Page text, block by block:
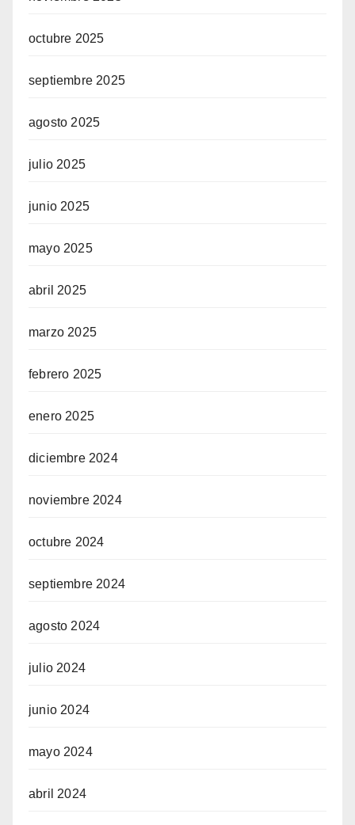
octubre 2025
septiembre 2025
agosto 2025
julio 2025
junio 2025
mayo 2025
abril 2025
marzo 2025
febrero 2025
enero 2025
diciembre 2024
noviembre 2024
octubre 2024
septiembre 2024
agosto 2024
julio 2024
junio 2024
mayo 2024
abril 2024